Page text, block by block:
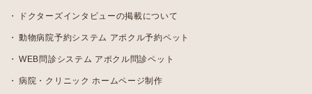
ドクターズインタビューの掲載について
動物病院予約システム アポクル予約ペット
WEB問診システム アポクル問診ペット
病院・クリニック ホームページ制作